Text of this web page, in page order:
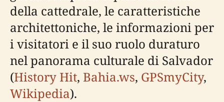
della cattedrale, le caratteristiche
architettoniche, le informazioni per
i visitatori e il suo ruolo duraturo
nel panorama culturale di Salvador
(History Hit, Bahia.ws, GPSmyCity,
Wikipedia).